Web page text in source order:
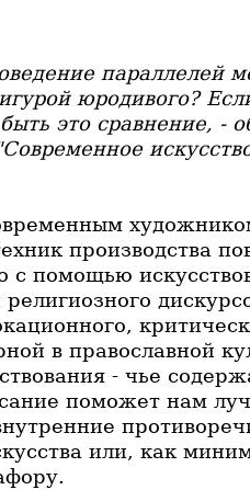
параллелей
юродивого?
это сравнение, -
производства
с помощью
в православной
- чье
поможет нам
или, как